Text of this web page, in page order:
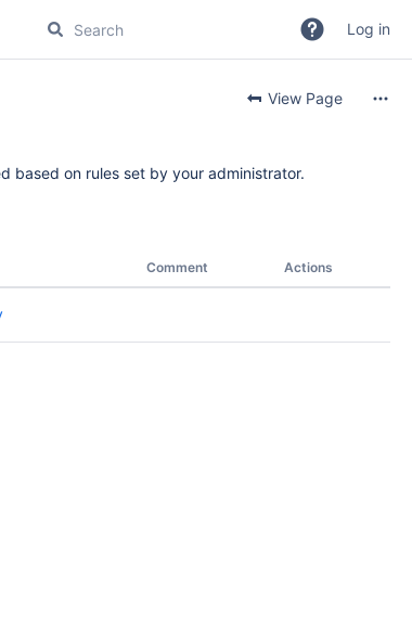
Log in
View Page
based on rules set by your administrator.
Comment Actions